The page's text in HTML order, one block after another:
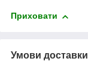
Приховати
Умови доставки